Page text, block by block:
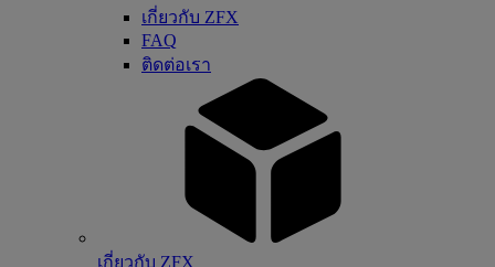
เกี่ยวกับ ZFX
FAQ
ติดต่อเรา
เกี่ยวกับ ZFX